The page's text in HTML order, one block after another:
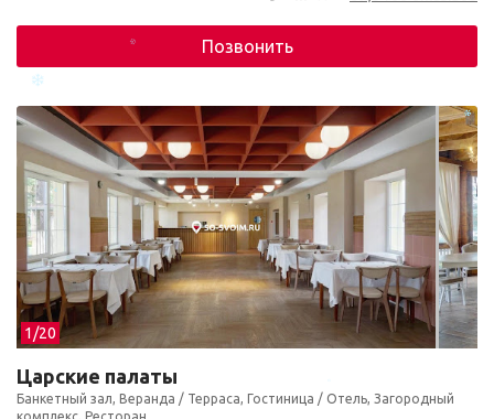
проведённые выходные. Всё просто супер 👍👍👍
Позвонить
1/20
Царские палаты
Банкетный зал, Веранда / Терраса, Гостиница / Отель, Загородный